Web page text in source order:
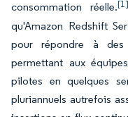
consommation réelle.[1]
qu'Amazon Redshift
pour répondre à des
permettant aux
pilotes en quelques
pluriannuels autrefois